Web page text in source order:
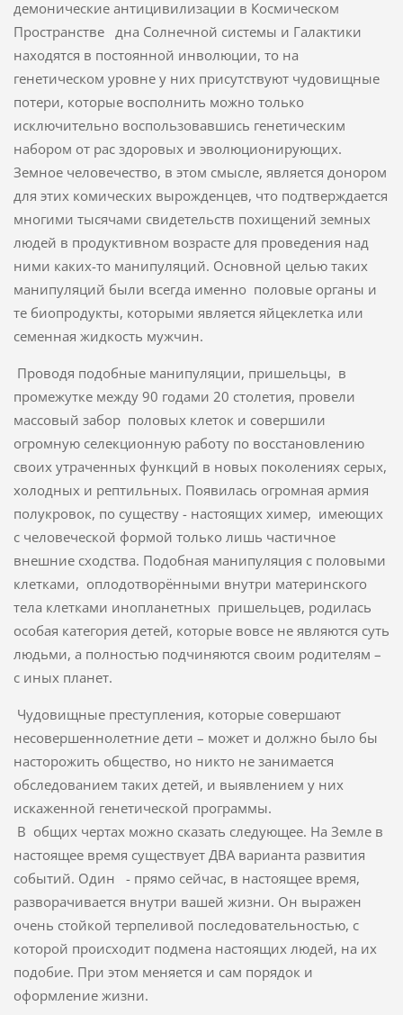
демонические антицивилизации в Космическом
Пространстве дна Солнечной системы и Галактики
находятся в постоянной инволюции, то на
генетическом уровне у них присутствуют чудовищные
потери, которые восполнить можно только
исключительно воспользовавшись генетическим
набором от рас здоровых и эволюционирующих.
Земное человечество, в этом смысле, является донором
для этих комических вырожденцев, что подтверждается
многими тысячами свидетельств похищений земных
людей в продуктивном возрасте для проведения над
ними каких-то манипуляций. Основной целью таких
манипуляций были всегда именно половые органы и
те биопродукты, которыми является яйцеклетка или
семенная жидкость мужчин.
Проводя подобные манипуляции, пришельцы, в
промежутке между 90 годами 20 столетия, провели
массовый забор половых клеток и совершили
огромную селекционную работу по восстановлению
своих утраченных функций в новых поколениях серых,
холодных и рептильных. Появилась огромная армия
полукровок, по существу - настоящих химер, имеющих
с человеческой формой только лишь частичное
внешние сходства. Подобная манипуляция с половыми
клетками, оплодотворёнными внутри материнского
тела клетками инопланетных пришельцев, родилась
особая категория детей, которые вовсе не являются суть
людьми, а полностью подчиняются своим родителям –
с иных планет.
Чудовищные преступления, которые совершают
несовершеннолетние дети – может и должно было бы
насторожить общество, но никто не занимается
обследованием таких детей, и выявлением у них
искаженной генетической программы.
В общих чертах можно сказать следующее. На Земле в
настоящее время существует ДВА варианта развития
событий. Один - прямо сейчас, в настоящее время,
разворачивается внутри вашей жизни. Он выражен
очень стойкой терпеливой последовательностью, с
которой происходит подмена настоящих людей, на их
подобие. При этом меняется и сам порядок и
оформление жизни.